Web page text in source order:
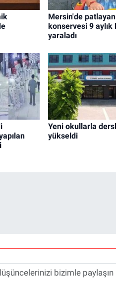
Mersin'de
konservesi 9 aylık
yaraladı
Yeni okullarla
yükseldi